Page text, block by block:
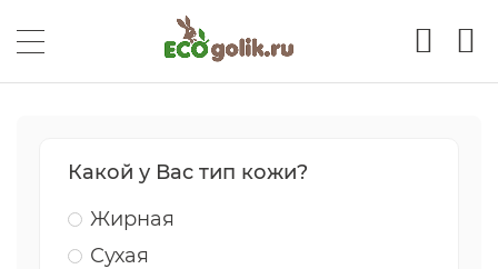
Какой у Вас тип кожи?
Жирная
Сухая